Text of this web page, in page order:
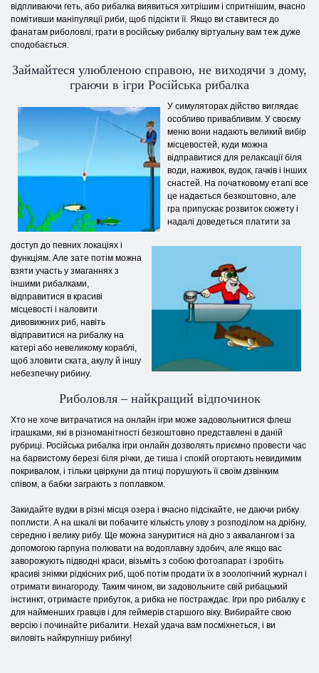
відпливаючи геть, або рибалка виявиться хитрішим і спритнішим, вчасно
помітивши маніпуляції риби, щоб підсікти її. Якщо ви ставитеся до
фанатам риболовлі, грати в російську рибалку віртуальну вам теж дуже
сподобається.
Займайтеся улюбленою справою, не виходячи з дому,
граючи в ігри Російська рибалка
У симуляторах дійство виглядає
особливо привабливим. У своєму
меню вони надають великий вибір
місцевостей, куди можна
відправитися для релаксації біля
води, наживок, вудок, гачків і інших
снастей. На початковому етапі все
це надається безкоштовно, але
гра припускає розвиток сюжету і
надалі доведеться платити за
доступ до певних локаціях і
функціям. Але зате потім можна
взяти участь у змаганнях з
іншими рибалками,
відправитися в красиві
місцевості і наловити
дивовижних риб, навіть
відправитися на рибалку на
катері або невеликому кораблі,
щоб зловити ската, акулу й іншу
небезпечну рибину.
Риболовля – найкращий відпочинок
Хто не хоче витрачатися на онлайн ігри може задовольнитися флеш
іграшками, які в різноманітності безкоштовно представлені в даній
рубриці. Російська рибалка ігри онлайн дозволять приємно провести час
на барвистому березі біля річки, де тиша і спокій огортають невидимим
покривалом, і тільки цвіркуни да птиці порушують її своїм дзвінким
співом, а бабки заграють з поплавком.
Закидайте вудки в різні місця озера і вчасно підсікайте, не даючи рибку
поплисти. А на шкалі ви побачите кількість улову з розподілом на дрібну,
середню і велику рибу. Ще можна зануритися на дно з аквалангом і за
допомогою гарпуна полювати на водоплавну здобич, але якщо вас
заворожують підводні краси, візьміть з собою фотоапарат і зробіть
красиві знімки рідкісних риб, щоб потім продати їх в зоологічний журнал і
отримати винагороду. Таким чином, ви задовольните свій рибацький
інстинкт, отримаєте прибуток, а рибка не постраждає. Ігри про рибалку є
для найменших гравців і для геймерів старшого віку. Вибирайте свою
версію і починайте рибалити. Нехай удача вам посміхнеться, і ви
виловіть найкрупнішу рибину!